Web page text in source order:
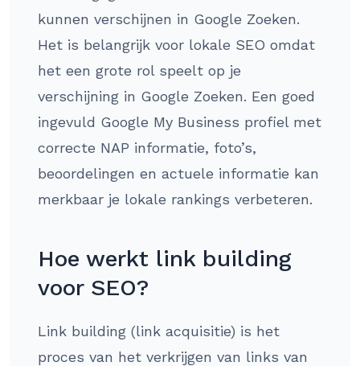
kunnen verschijnen in Google Zoeken.
Het is belangrijk voor lokale SEO omdat
het een grote rol speelt op je
verschijning in Google Zoeken. Een goed
ingevuld Google My Business profiel met
correcte NAP informatie, foto’s,
beoordelingen en actuele informatie kan
merkbaar je lokale rankings verbeteren.
Hoe werkt link building
voor SEO?
Link building (link acquisitie) is het
proces van het verkrijgen van links van